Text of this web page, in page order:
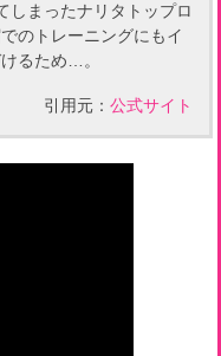
しまったナリタトップロ
のトレーニングにもイ
るため…。
引用元： 公式サイト